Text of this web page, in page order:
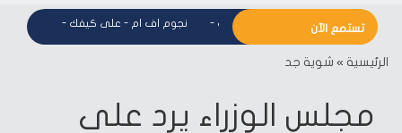
تستمع الآن - نجوم اف ام - على كيفك - نجوم اف ام - على كيفك نجوم
الرئيسية » شوية جد
مجلس الوزراء يرد على